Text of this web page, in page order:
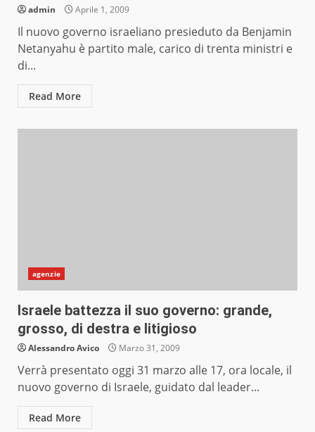
admin Aprile 1, 2009
Il nuovo governo israeliano presieduto da Benjamin
Netanyahu è partito male, carico di trenta ministri e
di...
Read More
agenzie
Israele battezza il suo governo: grande,
grosso, di destra e litigioso
Alessandro Avico Marzo 31, 2009
Verrà presentato oggi 31 marzo alle 17, ora locale, il
nuovo governo di Israele, guidato dal leader...
Read More